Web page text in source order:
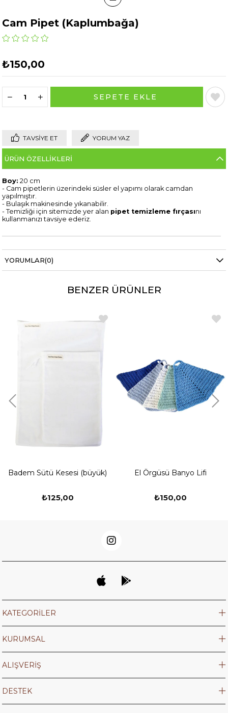
Cam Pipet (Kaplumbağa)
₺150,00
TAVSIYE ET YORUM YAZ
ÜRÜN ÖZELLIKLERI
Boy: 20 cm
- Cam pipetlerin üzerindeki süsler el yapımı olarak camdan
yapılmıştır.
- Bulaşık makinesinde yıkanabilir.
- Temizliği için sitemizde yer alan pipet temizleme fırçasını
kullanmanızı tavsiye ederiz.
YORUMLAR(0)
BENZER ÜRÜNLER
Badem Sütü Kesesi (büyük)
₺125,00
El Örgüsü Banyo Lifi
₺150,00
KATEGORİLER
KURUMSAL
ALIŞVERİŞ
DESTEK